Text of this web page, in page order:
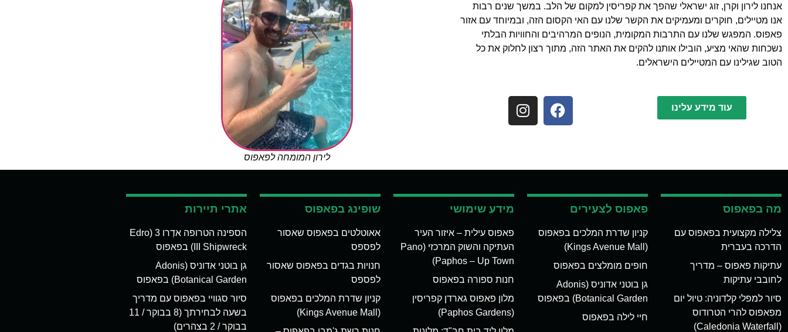
אנחנו לירון וקרן, זוג ישראלי שהפך את קפריסין למקום של הלב. במשך שנים רבות
אנו מטיילים, חוקרים ומעמיקים את הקשר שלנו עם האי הקסום הזה, ובמיוחד עם אזור
פאפוס. המפגש שלנו עם התרבות המקומית, הנופים המרהיבים והחוויות הבלתי
נשכחות שהאי מציע, הובילו אותנו להקים את האתר הזה, מתוך רצון לחלוק את כל
הטוב שגילינו עם המטיילים הישראלים.
עוד מידע עלינו
לירון המומחה לפאפוס
מה בפאפוס
צלילה מקצועית בפאפוס עם
הדרכה בעברית
עתיקות פאפוס – מדריך
לחובבי עתיקות
סיור למפלי קלדוניה: טיול יום
מפאפוס להרי הטרודוס
(Caledonia Waterfall)
פאפוס לצעירים
קניון שדרת המלכים בפאפוס
(Kings Avenue Mall)
חופים מומלצים בפאפוס
גן בוטני אדוניס (Adonis
Botanical Garden) בפאפוס
חיי לילה בפאפוס
מידע שימושי
פאפוס עילית – איזור העיר
העתיקה והשוק המרכזי (Pano
Paphos – Up Town)
חנות ספורה בפאפוס
מלון פאפוס גארדן קפריסין
(Paphos Gardens)
שופינג בפאפוס
אאוטלטים בפאפוס שאסור
לפספס
חנויות בגדים בפאפוס שאסור
לפספס
קניון שדרת המלכים בפאפוס
(Kings Avenue Mall)
אתרי תיירות
הספינה הטרופה אדְרו 3 (Edro
III Shipwreck) בפאפוס
גן בוטני אדוניס (Adonis
Botanical Garden) בפאפוס
סיור סגוויי בפאפוס עם מדריך
בשעה לבחירתך (8 בבוקר / 11
בבוקר / 2 בצהרים)